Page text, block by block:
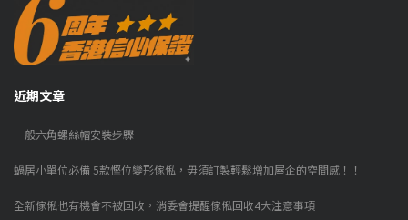
近期文章
一般六角螺絲帽安裝步驟
蝸居小單位必備 5款慳位變形傢俬，毋須訂製輕鬆增加屋企的空間感！！
全新傢俬也有機會不被回收，消委會提醒傢俬回收4大注意事項